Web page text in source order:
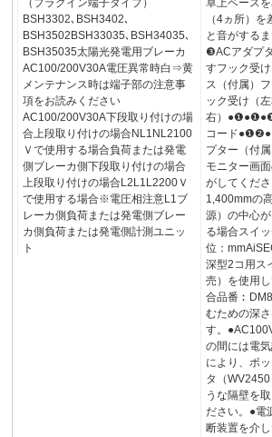
（プラグイン端子タイプ）
BSH3302､BSH3402､
BSH3502BSH33035､BSH34035､
BSH35035太陽光発電用ブレーカ
AC100/200V30A電圧異常時白⇒黄
メンテナンス時は端子部の注意事
項をお読みください
AC100/200V30A下段取り付けの場
合上段取り付けの場合NL1NL2100
Ｖで使用する場合負荷または発電
側ブレーカ側下段取り付けの場合
上段取り付けの場合L2L1L2200Ｖ
で使用する場合※電圧相注意L1ブ
レーカ側負荷または発電側ブレー
カ側負荷または発電側計測ユニッ
ト
卓上ベース
（4ヵ所）
と音がする
❸ACアダプ
すフック受
ス（付属）
ック受け（
右）●❶●❶●❶
コード
プター（付
モニター画
がしてくだ
1,400mmの
源）の中心
る場合スイ
位：
深型2コ用ス
売）を使用
合品番
むための深
す。
の間には電
により、ボ
タ（
うな隔壁を
ださい。●電
断装置を介